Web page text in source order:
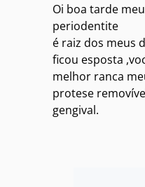
Oi boa tarde
periodentite
é raiz dos meus
ficou esposta
melhor ranca
protese
gengival.